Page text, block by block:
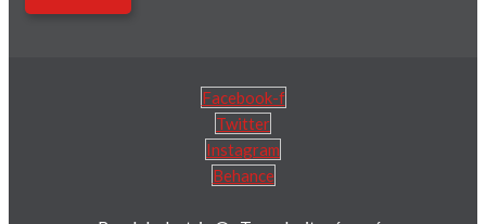
Facebook-f
Twitter
Instagram
Behance